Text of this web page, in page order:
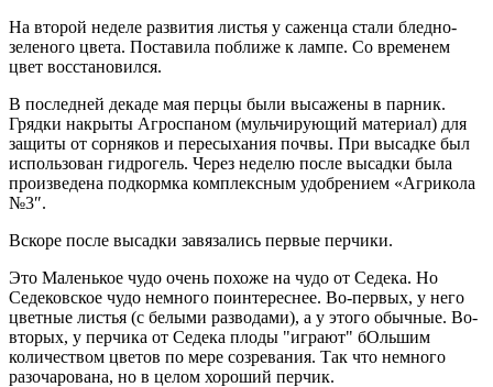
На второй неделе развития листья у саженца стали бледно-
зеленого цвета. Поставила поближе к лампе. Со временем
цвет восстановился.
В последней декаде мая перцы были высажены в парник.
Грядки накрыты Агроспаном (мульчирующий материал) для
защиты от сорняков и пересыхания почвы. При высадке был
использован гидрогель. Через неделю после высадки была
произведена подкормка комплексным удобрением «Агрикола
№3″.
Вскоре после высадки завязались первые перчики.
Это Маленькое чудо очень похоже на чудо от Седека. Но
Седековское чудо немного поинтереснее. Во-первых, у него
цветные листья (с белыми разводами), а у этого обычные. Во-
вторых, у перчика от Седека плоды "играют" бОльшим
количеством цветов по мере созревания. Так что немного
разочарована, но в целом хороший перчик.